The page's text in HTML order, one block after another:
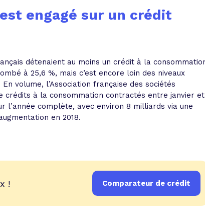
engagé sur un crédit
détenaient au moins un crédit à la
à 25,6 %, mais c’est encore loin des niveaux
volume, l’Association française des sociétés
crédits à la consommation contractés entre janvier et
complète, avec environ 8 milliards via une
en 2018.
! Comparateur de crédit